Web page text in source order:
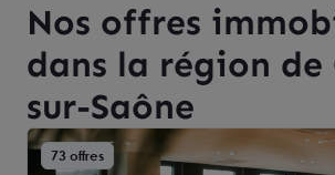
Nos offres
dans la région de
sur-Saône
73 offres